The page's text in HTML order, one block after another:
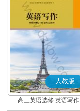
人教版
高三英语选修 英语写作